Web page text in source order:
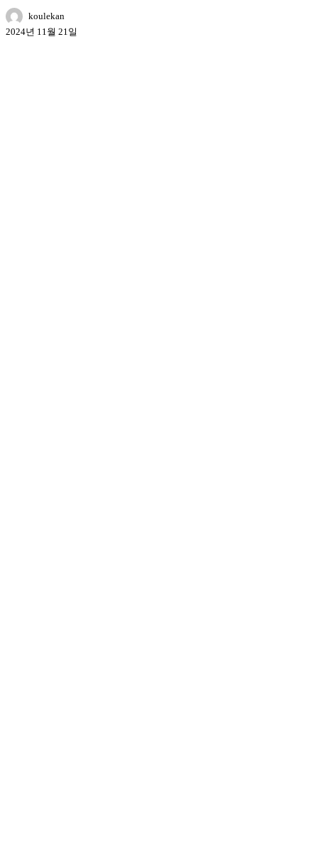
koulekan
2024년 11월 21일